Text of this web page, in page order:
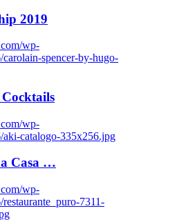
2019
wp-
spencer-by-hugo-
wp-
aki-catalogo-335x256.jpg
Casa …
wp-
7311-